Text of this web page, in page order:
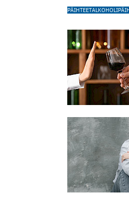
PÄIHTEETALKOHOLI